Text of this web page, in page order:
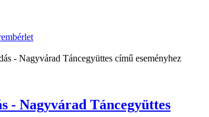
Nagyvárad Táncegyüttes